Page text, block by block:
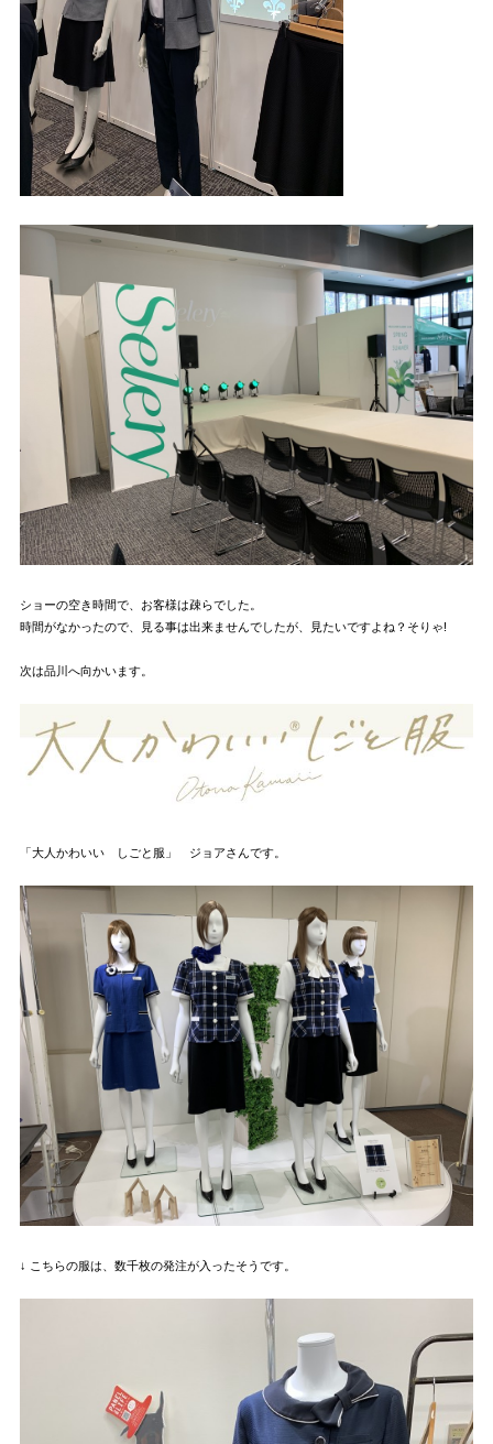
ショーの空き時間で、お客様は疎らでした。
時間がなかったので、見る事は出来ませんでしたが、見たいですよね？そりゃ!
次は品川へ向かいます。
「大人かわいい しごと服」 ジョアさんです。
↓ こちらの服は、数千枚の発注が入ったそうです。